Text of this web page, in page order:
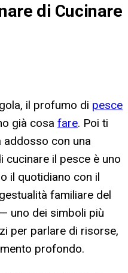
di Cucinare
il profumo di pesce
già cosa fare. Poi ti
addosso con una
cucinare il pesce è uno
il quotidiano con il
familiare del
uno dei simboli più
per parlare di risorse,
profondo.